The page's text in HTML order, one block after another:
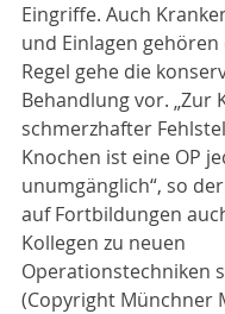
Eingriffe. Auch
und Einlagen gehören
Regel gehe die
Behandlung vor. „Zur
schmerzhafter
Knochen ist eine OP
unumgänglich“, so
auf Fortbildungen
Kollegen zu neuen
Operationstechniken
(Copyright Münchner